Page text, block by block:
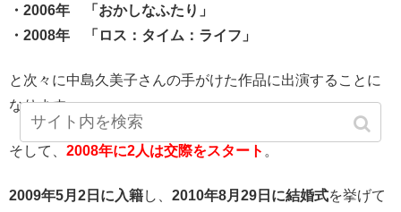
・2006年 「おかしなふたり」
・2008年 「ロス：タイム：ライフ」
と次々に中島久美子さんの手がけた作品に出演することに
なります。
そして、 2008年に2人は交際をスタート 。
2009年5月2日に入籍し、 2010年8月29日に結婚式を挙げて